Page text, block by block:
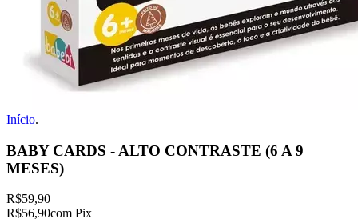
Início.
BABY CARDS - ALTO CONTRASTE (6 A 9
MESES)
R$59,90
R$56,90com Pix